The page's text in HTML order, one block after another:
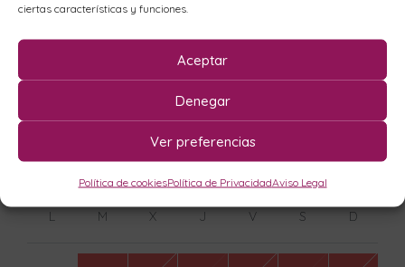
ciertas características y funciones.
Aceptar
Denegar
Ver preferencias
Política de cookiesPolítica de PrivacidadAviso Legal
27
31
L M X J V S D